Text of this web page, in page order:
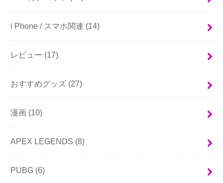
i Phone / スマホ関連 (14)
レビュー (17)
おすすめグッズ (27)
漫画 (10)
APEX LEGENDS (8)
PUBG (6)